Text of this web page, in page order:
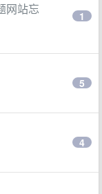
网站忘
1
5
4